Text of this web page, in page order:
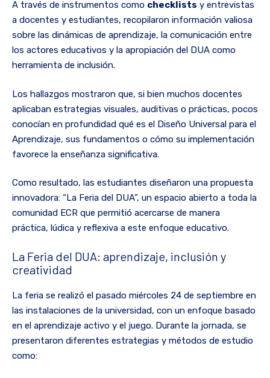
A través de instrumentos como checklists y entrevistas
a docentes y estudiantes, recopilaron información valiosa
sobre las dinámicas de aprendizaje, la comunicación entre
los actores educativos y la apropiación del DUA como
herramienta de inclusión.
Los hallazgos mostraron que, si bien muchos docentes
aplicaban estrategias visuales, auditivas o prácticas, pocos
conocían en profundidad qué es el Diseño Universal para el
Aprendizaje, sus fundamentos o cómo su implementación
favorece la enseñanza significativa.
Como resultado, las estudiantes diseñaron una propuesta
innovadora: “La Feria del DUA”, un espacio abierto a toda la
comunidad ECR que permitió acercarse de manera
práctica, lúdica y reflexiva a este enfoque educativo.
La Feria del DUA: aprendizaje, inclusión y
creatividad
La feria se realizó el pasado miércoles 24 de septiembre en
las instalaciones de la universidad, con un enfoque basado
en el aprendizaje activo y el juego. Durante la jornada, se
presentaron diferentes estrategias y métodos de estudio
como: